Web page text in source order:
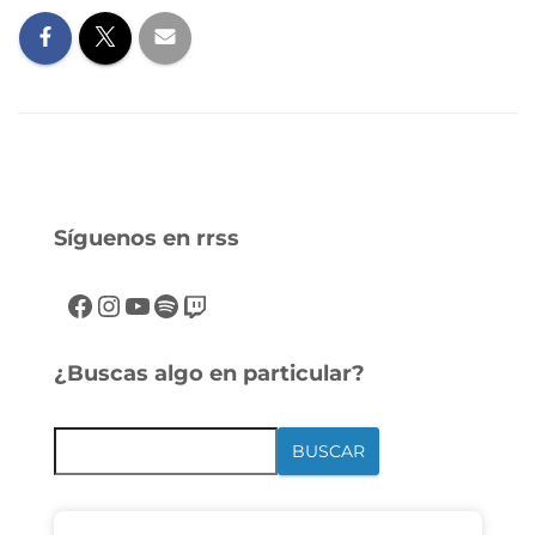
Síguenos en rrss
¿Buscas algo en particular?
BUSCAR